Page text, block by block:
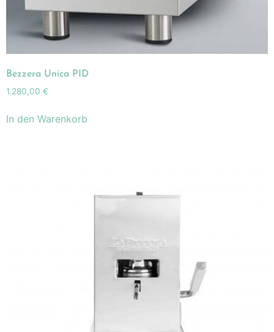
Bezzera Unica PID
1.280,00 €
In den Warenkorb